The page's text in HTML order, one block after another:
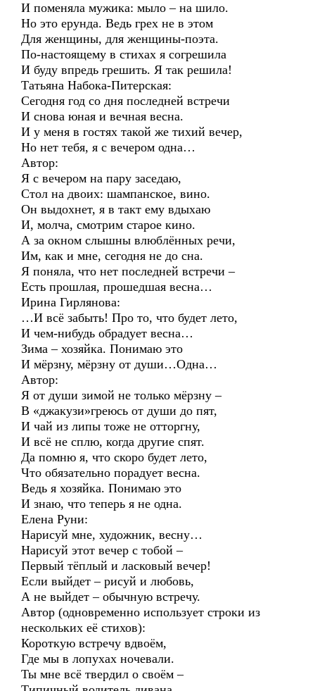
И поменяла мужика: мыло – на шило.
Но это ерунда. Ведь грех не в этом
Для женщины, для женщины-поэта.
По-настоящему в стихах я согрешила
И буду впредь грешить. Я так решила!
Татьяна Набока-Питерская:
Сегодня год со дня последней встречи
И снова юная и вечная весна.
И у меня в гостях такой же тихий вечер,
Но нет тебя, я с вечером одна…
Автор:
Я с вечером на пару заседаю,
Стол на двоих: шампанское, вино.
Он выдохнет, я в такт ему вдыхаю
И, молча, смотрим старое кино.
А за окном слышны влюблённых речи,
Им, как и мне, сегодня не до сна.
Я поняла, что нет последней встречи –
Есть прошлая, прошедшая весна…
Ирина Гирлянова:
…И всё забыть! Про то, что будет лето,
И чем-нибудь обрадует весна…
Зима – хозяйка. Понимаю это
И мёрзну, мёрзну от души…Одна…
Автор:
Я от души зимой не только мёрзну –
В «джакузи»греюсь от души до пят,
И чай из липы тоже не отторгну,
И всё не сплю, когда другие спят.
Да помню я, что скоро будет лето,
Что обязательно порадует весна.
Ведь я хозяйка. Понимаю это
И знаю, что теперь я не одна.
Елена Руни:
Нарисуй мне, художник, весну…
Нарисуй этот вечер с тобой –
Первый тёплый и ласковый вечер!
Если выйдет – рисуй и любовь,
А не выйдет – обычную встречу.
Автор (одновременно использует строки из
нескольких её стихов):
Короткую встречу вдвоём,
Где мы в лопухах ночевали.
Ты мне всё твердил о своём –